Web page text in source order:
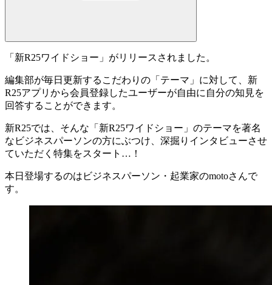
「 新R25ワイドショー 」がリリースされました。
編集部が毎日更新するこだわりの「テーマ」に対して、新
R25アプリから会員登録したユーザーが自由に自分の知見を
回答することができます。
新R25では、そんな「新R25ワイドショー」のテーマを著名
なビジネスパーソンの方にぶつけ、深掘りインタビューさせ
ていただく特集をスタート…！
本日登場するのはビジネスパーソン・起業家のmotoさんで
す。